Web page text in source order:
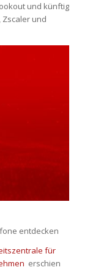
und künftig
und
entdecken
für
erschien